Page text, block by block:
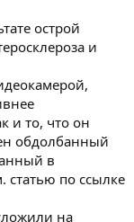
острой
и
и то, что он
обдолбанный
в
статью по ссылке
на